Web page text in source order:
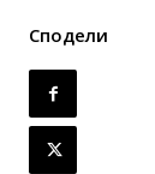
Сподели